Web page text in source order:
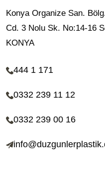
Konya Organize San.
Cd. 3 Nolu Sk. No:14-16
KONYA
444 1 171
0332 239 11 12
0332 239 00 16